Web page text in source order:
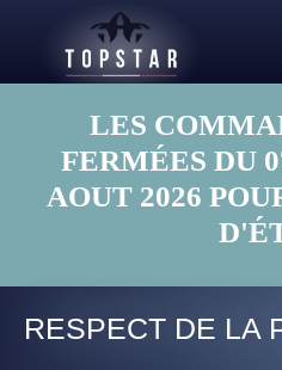
LES
FERMÉES DU
AOUT 2026
RESPECT DE LA